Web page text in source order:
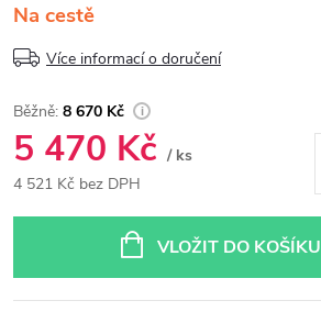
Na cestě
Více informací o doručení
8 670 Kč
5 470 Kč / ks
4 521 Kč bez DPH
VLOŽIT DO KOŠÍKU